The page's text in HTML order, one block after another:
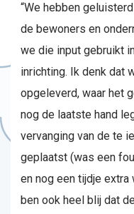
“We hebben
de bewoners en
we die input gebruikt
inrichting. Ik denk dat
opgeleverd, waar het
nog de laatste hand
vervanging van de te
geplaatst (was een
en nog een tijdje
ben ook heel blij dat